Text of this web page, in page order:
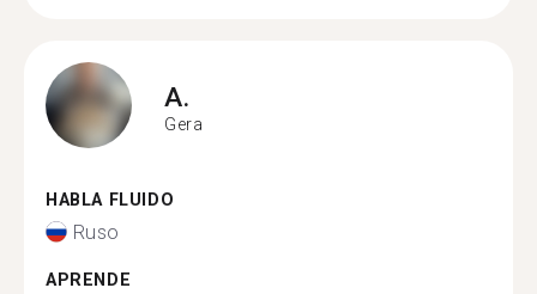
A.
Gera
HABLA FLUIDO
Ruso
APRENDE